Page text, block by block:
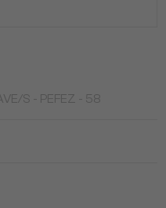
S - PEFEZ - 58